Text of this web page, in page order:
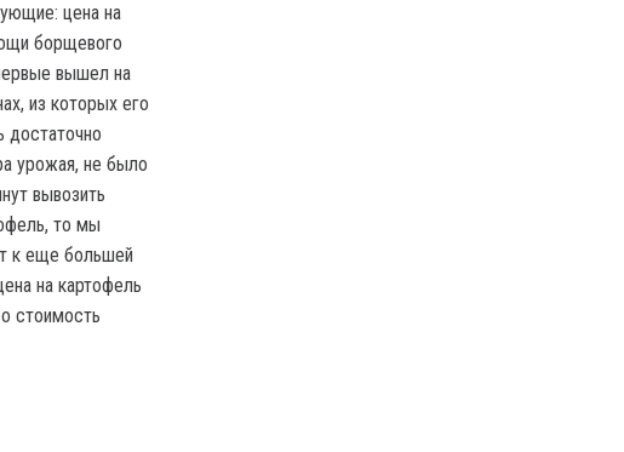
цена на
борщевого
вышел на
из которых его
урожая, не было
вывозить
то мы
к еще большей
на картофель
стоимость